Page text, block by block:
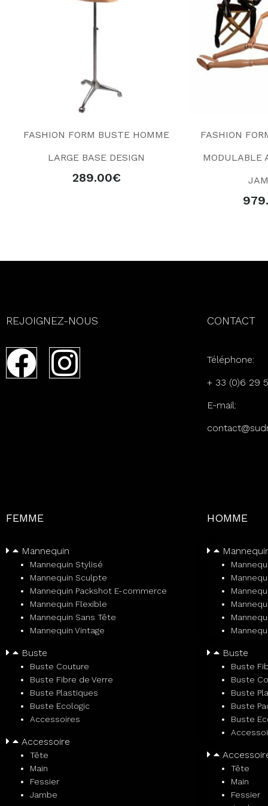
FASHION FORM BUSTE HOMME
LARGE BASE DESIGN
289.00€
FASHION
MODULABLE
REJOIGNEZ-NOUS CONTACT
Téléphone:
+ 33 (0)6 29
E-mail:
c
FEMME
Mannequin
Mannequin Stylisé
Mannequin Sculpte
Mannequin Packshot E-commerce
Mannequin Flexible
Mannequin Sans Tête
Mannequin Vintage
Buste
Buste Couture
Buste Fibre de Verre
Buste Plastiques
Buste Ecologic
Accessoires
Accessoire
Tête
Main
Fessier
Jambe
HOMME
Buste
Buste
Buste
Buste
Buste
Buste
Tête
Main
Fessier